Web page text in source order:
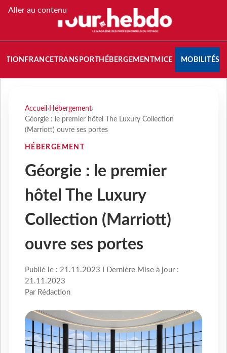
Aller au contenu
FRANCETRANSPORT HÉBERGEMENTMICE MOBILITÉS
Accueil › Hébergement›
Géorgie : le premier hôtel The Luxury Collection
(Marriott) ouvre ses portes
HÉBERGEMENT
Géorgie : le premier
hôtel The Luxury
Collection (Marriott)
ouvre ses portes
Publié le : 21.11.2023 I Dernière Mise à jour :
21.11.2023
Par Rédaction